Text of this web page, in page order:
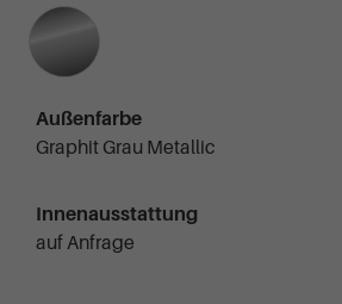
Außenfarbe
Graphit Grau Metallic
Innenausstattung
auf Anfrage